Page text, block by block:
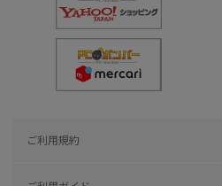
ご利用規約